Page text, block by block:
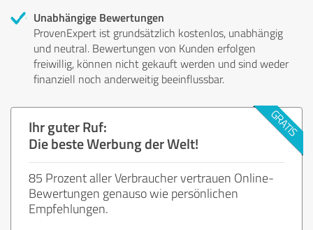
Unabhängige Bewertungen
ProvenExpert ist grundsätzlich kostenlos, unabhängig
und neutral. Bewertungen von Kunden erfolgen
freiwillig, können nicht gekauft werden und sind weder
finanziell noch anderweitig beeinflussbar.
Ihr guter Ruf:
Die beste Werbung der Welt!
85 Prozent aller Verbraucher vertrauen Online-
Bewertungen genauso wie persönlichen
Empfehlungen.